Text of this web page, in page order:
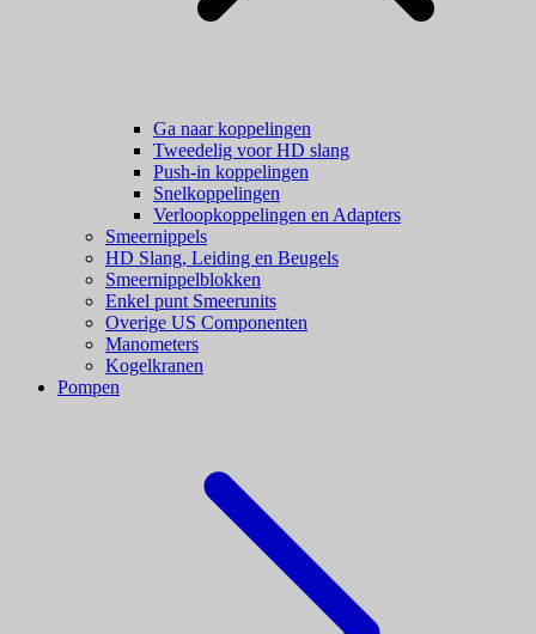
Ga naar koppelingen
Tweedelig voor HD slang
Push-in koppelingen
Snelkoppelingen
Verloopkoppelingen en Adapters
Smeernippels
HD Slang, Leiding en Beugels
Smeernippelblokken
Enkel punt Smeerunits
Overige US Componenten
Manometers
Kogelkranen
Pompen